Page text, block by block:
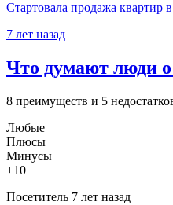
Стартовала продажа квартир
7 лет назад
Что думают люди
8 преимуществ и 5
Любые
Плюсы
Минусы
+10
Посетитель 7 лет назад